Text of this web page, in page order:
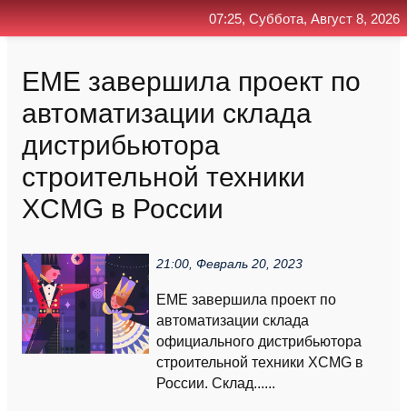
ЕМЕ завершила проект по
автоматизации склада
дистрибьютора
строительной техники
XCMG в России
21:00, Февраль 20, 2023
ЕМЕ завершила проект по
автоматизации склада
официального дистрибьютора
строительной техники XCMG в
России. Склад......
07:25, Суббота, Август 8, 2026